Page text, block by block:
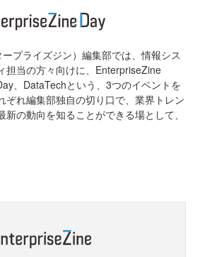
プライズジン）編集部では、情報シス
担当の方々向けに、EnterpriseZine
、DataTechという、3つのイベントを
ぞれ編集部独自の切り口で、業界トレン
新の動向を知ることができる場として、